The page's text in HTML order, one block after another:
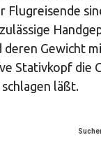
Flugreisende
deren Gewicht
Stativkopf die
läßt.